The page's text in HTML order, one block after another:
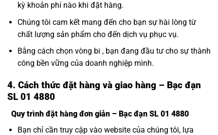
kỳ khoản phí nào khi đặt hàng.
Chúng tôi cam kết mang đến cho bạn sự hài lòng từ
chất lượng sản phẩm cho đến dịch vụ phục vụ.
Bằng cách chọn vòng bi , bạn đang đầu tư cho sự thành
công bền vững của doanh nghiệp mình.
4. Cách thức đặt hàng và giao hàng – Bạc đạn
SL 01 4880
Quy trình đặt hàng đơn giản – Bạc đạn SL 01 4880
Bạn chỉ cần truy cập vào website của chúng tôi, lựa